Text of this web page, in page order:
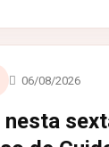
06/08/2026
nesta